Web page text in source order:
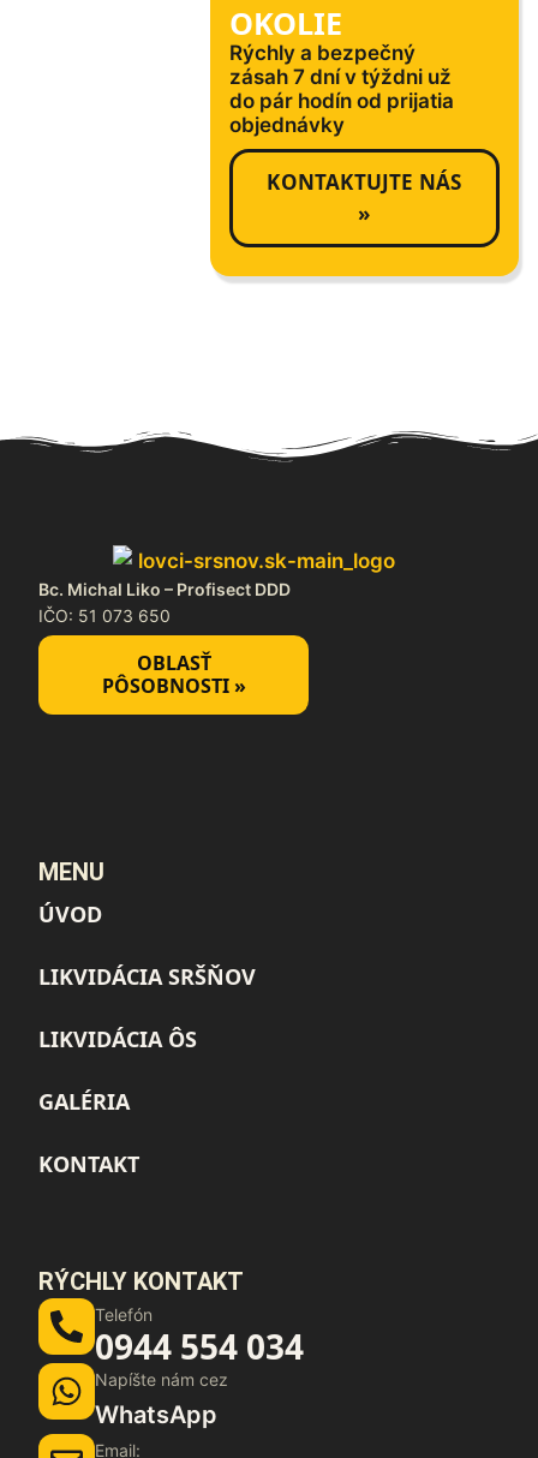
OKOLIE
Rýchly a bezpečný
zásah 7 dní v týždni už
do pár hodín od prijatia
objednávky
KONTAKTUJTE NÁS
»
Bc. Michal Liko – Profisect DDD
IČO: 51 073 650
OBLASŤ
PÔSOBNOSTI »
MENU
ÚVOD
LIKVIDÁCIA SRŠŇOV
LIKVIDÁCIA ÔS
GALÉRIA
KONTAKT
RÝCHLY KONTAKT
Telefón
0944 554 034
Napíšte nám cez
WhatsApp
Email: